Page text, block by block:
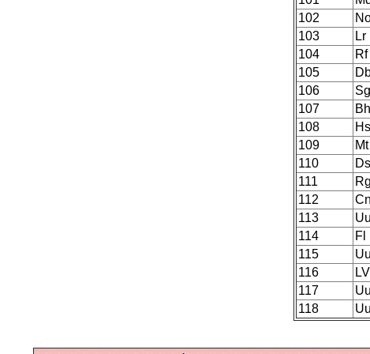
102
103
Lr
104
Rf
105
106
Sg
107
Bh
108
Hs
109
Mt
110
Ds
111
Rg
112
Cn
113
114
Fl
115
116
LV
117
118